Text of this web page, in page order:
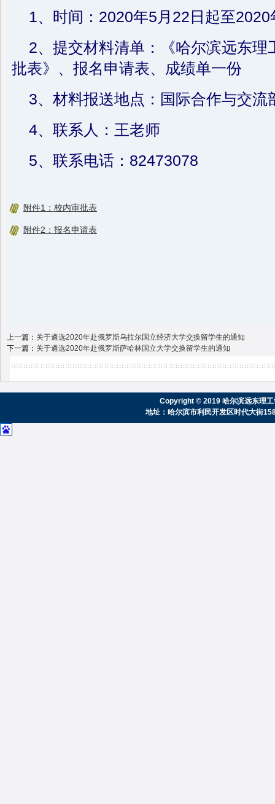
1、时间：2020年5月22日起至2020
2、提交材料清单：《哈尔滨远东理
批表》、报名申请表、成绩单一份
3、材料报送地点：国际合作与交流
4、联系人：王老师
5、联系电话：82473078
附件1：校内审批表
附件2：报名申请表
上一篇： 关于遴选2020年赴俄罗斯乌拉尔国立经济大学交换留学生的通知
下一篇： 关于遴选2020年赴俄罗斯萨哈林国立大学交换留学生的通知
Copyright © 2019 哈尔滨远东理
地址：哈尔滨市利民开发区时代大街